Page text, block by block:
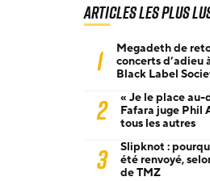
Articles les plus
1
Megadeth de
concerts d’adieu
Black Label
2
« Je le place au-
Fafara juge Phil
tous les autres
3
Slipknot :
été renvoyé,
de TMZ